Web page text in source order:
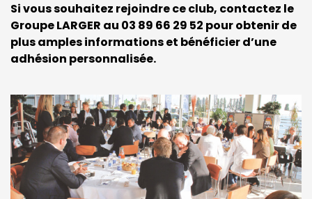
Si vous souhaitez rejoindre ce club, contactez le
Groupe LARGER au 03 89 66 29 52 pour obtenir de
plus amples informations et bénéficier d’une
adhésion personnalisée.